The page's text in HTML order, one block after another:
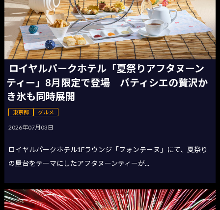
ロイヤルパークホテル「夏祭りアフタヌーン
ティー」8月限定で登場 パティシエの贅沢か
き氷も同時展開
東京都 グルメ
2026年07月03日
ロイヤルパークホテル1Fラウンジ「フォンテーヌ」にて、夏祭り
の屋台をテーマにしたアフタヌーンティーが...